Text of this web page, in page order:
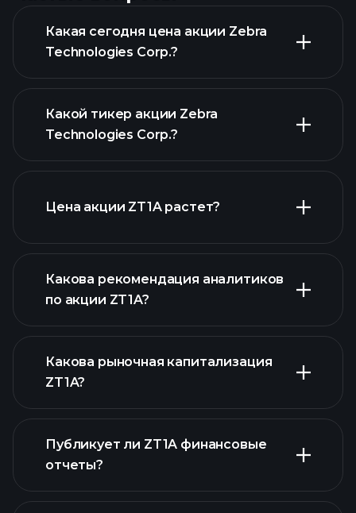
Какая сегодня цена акции Zebra
Technologies Corp.?
графике
Какой тикер акции Zebra
Technologies Corp.?
Цена акции ZT1A растет?
ZT1A графике
Какова рекомендация аналитиков
по акции ZT1A?
Какова рыночная капитализация
ZT1A?
Публикует ли ZT1A финансовые
отчеты?